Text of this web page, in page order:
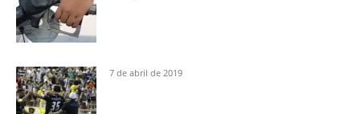
7 de abril de 2019